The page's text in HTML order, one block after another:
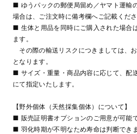
■ ゆうパックの郵便局留め／ヤマト運輸
場合は、ご注文時に備考欄へご記載くださ
■ 生体と用品を同時にご購入された場合
ます。
その際の輸送リスクにつきましては、
となります。
■ サイズ・重量・商品内容に応じて、配
にて指定いたします。
【野外個体（天然採集個体）について】
■ 販売証明書オプションのご用意が可能で
■ 羽化時期が不明なため寿命は判断でき